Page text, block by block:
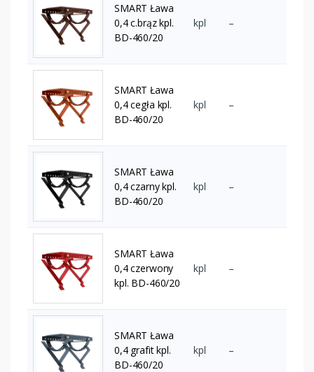
SMART Ława
0,4 c.brąz kpl.
BD-460/20
kpl –
SMART Ława
0,4 cegła kpl.
BD-460/20
kpl –
SMART Ława
0,4 czarny kpl.
BD-460/20
kpl –
SMART Ława
0,4 czerwony
kpl. BD-460/20
kpl –
SMART Ława
0,4 grafit kpl.
BD-460/20
kpl –